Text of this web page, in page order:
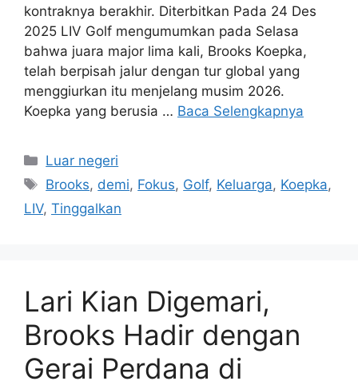
kontraknya berakhir. Diterbitkan Pada 24 Des
2025 LIV Golf mengumumkan pada Selasa
bahwa juara major lima kali, Brooks Koepka,
telah berpisah jalur dengan tur global yang
menggiurkan itu menjelang musim 2026.
Koepka yang berusia … Baca Selengkapnya
Kategori
Luar negeri
Tag
Brooks, demi, Fokus, Golf, Keluarga, Koepka,
LIV, Tinggalkan
Lari Kian Digemari,
Brooks Hadir dengan
Gerai Perdana di